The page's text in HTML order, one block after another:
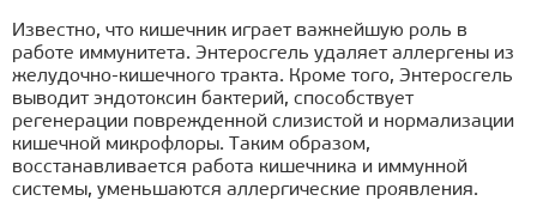
Известно, что кишечник играет важнейшую роль в
работе иммунитета. Энтеросгель удаляет аллергены из
желудочно-кишечного тракта. Кроме того, Энтеросгель
выводит эндотоксин бактерий, способствует
регенерации поврежденной слизистой и нормализации
кишечной микрофлоры. Таким образом,
восстанавливается работа кишечника и иммунной
системы, уменьшаются аллергические проявления.